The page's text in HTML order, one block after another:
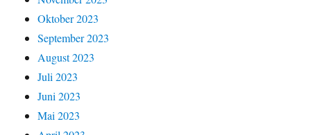
Oktober 2023
September 2023
August 2023
Juli 2023
Juni 2023
Mai 2023